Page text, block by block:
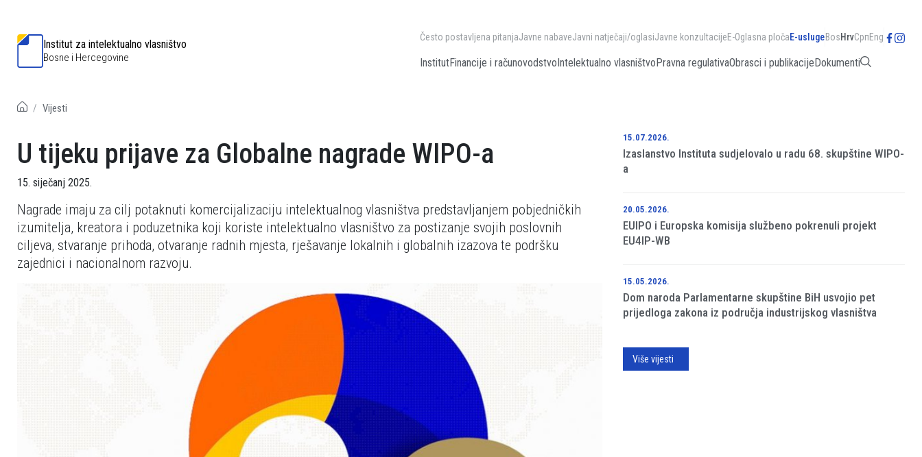
Institut za intelektualno vlasništvo
Bosne i Hercegovine
Često postavljena pitanjaJavne nabaveJavni natječaji/oglasiJavne konzultacijeE-Oglasna pločaE-uslugeBosHrvСрпEng
InstitutFinancije i računovodstvoIntelektualno vlasništvoPravna regulativaObrasci i publikacijeDokumenti
Vijesti
U tijeku prijave za Globalne nagrade WIPO-a
15. siječanj 2025.
Nagrade imaju za cilj potaknuti komercijalizaciju intelektualnog vlasništva predstavljanjem pobjedničkih
izumitelja, kreatora i poduzetnika koji koriste intelektualno vlasništvo za postizanje svojih poslovnih
ciljeva, stvaranje prihoda, otvaranje radnih mjesta, rješavanje lokalnih i globalnih izazova te podršku
zajednici i nacionalnom razvoju.
15.07.2026.
Izaslanstvo Instituta sudjelovalo u radu 68. skupštine WIPO-
a
20.05.2026.
EUIPO i Europska komisija službeno pokrenuli projekt
EU4IP-WB
15.05.2026.
Dom naroda Parlamentarne skupštine BiH usvojio pet
prijedloga zakona iz područja industrijskog vlasništva
Više vijesti